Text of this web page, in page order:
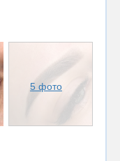
5 фото